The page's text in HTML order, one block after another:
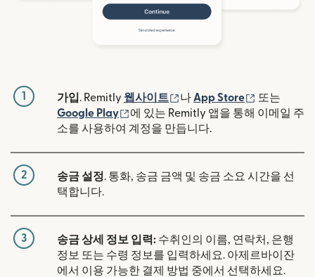
1 가입. Remitly 웹사이트 (새 창에서 열림)
나 App Store (새 창에서
또는
Google Play
(새 창에서 열림)
에 있는 Remitly 앱을 통해 이메일 주
소를 사용하여 계정을 만듭니다.
2 송금 설정. 통화, 송금 금액 및 송금 소요 시간을 선
택합니다.
3 송금 상세 정보 입력: 수취인의 이름, 연락처, 은행
정보 또는 수령 정보를 입력하세요. 아제르바이잔
에서 이용 가능한 결제 방법 중에서 선택하세요.